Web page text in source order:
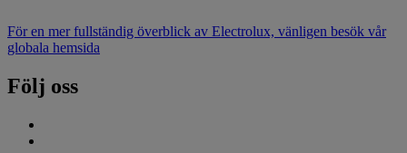
För en mer fullständig överblick av Electrolux, vänligen besök vår
globala hemsida
Följ oss